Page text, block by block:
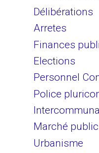
Délibérations
Arretes
Finances
Elections
Personnel
Police
Marché public
Urbanisme